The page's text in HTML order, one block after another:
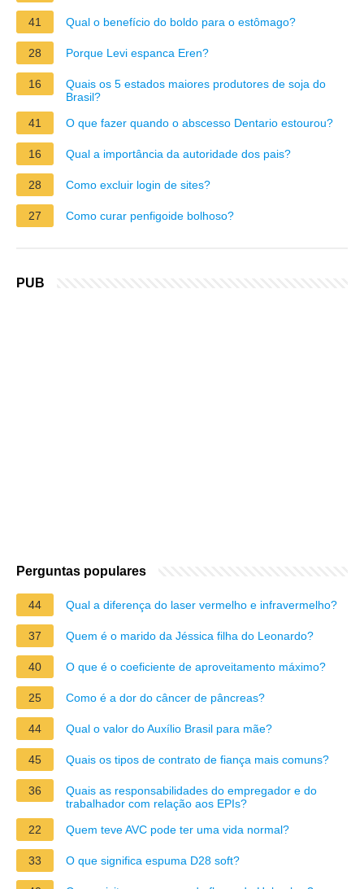
41 Qual o benefício do boldo para o estômago?
28 Porque Levi espanca Eren?
16
Quais os 5 estados maiores produtores de soja do
Brasil?
41
O que fazer quando o abscesso Dentario estourou?
16 Qual a importância da autoridade dos pais?
28 Como excluir login de sites?
27 Como curar penfigoide bolhoso?
PUB
Perguntas populares
44 Qual a diferença do laser vermelho e infravermelho?
37 Quem é o marido da Jéssica filha do Leonardo?
40 O que é o coeficiente de aproveitamento máximo?
25 Como é a dor do câncer de pâncreas?
44 Qual o valor do Auxílio Brasil para mãe?
45 Quais os tipos de contrato de fiança mais comuns?
36
Quais as responsabilidades do empregador e do
trabalhador com relação aos EPIs?
22
Quem teve AVC pode ter uma vida normal?
33 O que significa espuma D28 soft?